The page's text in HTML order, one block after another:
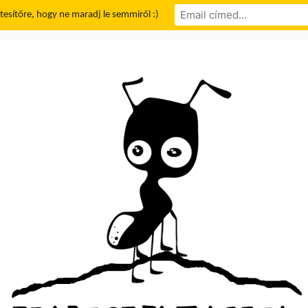
hogy ne maradj le semmiről :)